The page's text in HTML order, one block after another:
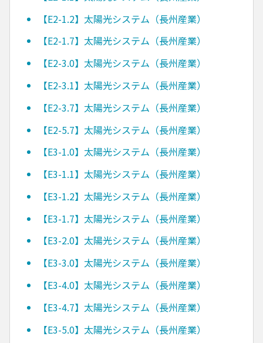
【E2-1.2】太陽光システム（長州産業）
【E2-1.7】太陽光システム（長州産業）
【E2-3.0】太陽光システム（長州産業）
【E2-3.1】太陽光システム（長州産業）
【E2-3.7】太陽光システム（長州産業）
【E2-5.7】太陽光システム（長州産業）
【E3-1.0】太陽光システム（長州産業）
【E3-1.1】太陽光システム（長州産業）
【E3-1.2】太陽光システム（長州産業）
【E3-1.7】太陽光システム（長州産業）
【E3-2.0】太陽光システム（長州産業）
【E3-3.0】太陽光システム（長州産業）
【E3-4.0】太陽光システム（長州産業）
【E3-4.7】太陽光システム（長州産業）
【E3-5.0】太陽光システム（長州産業）